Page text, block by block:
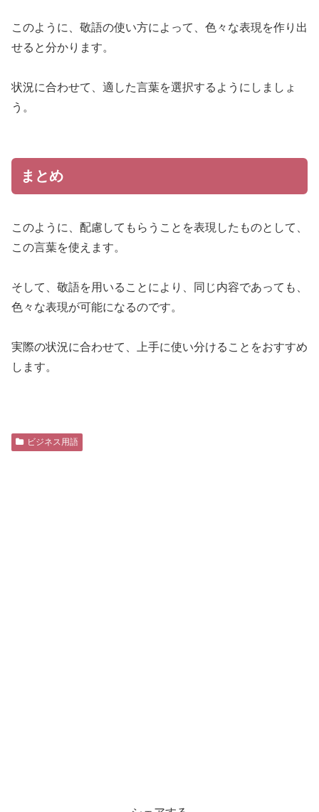
このように、敬語の使い方によって、色々な表現を作り出
せると分かります。
状況に合わせて、適した言葉を選択するようにしましょ
う。
まとめ
このように、配慮してもらうことを表現したものとして、
この言葉を使えます。
そして、敬語を用いることにより、同じ内容であっても、
色々な表現が可能になるのです。
実際の状況に合わせて、上手に使い分けることをおすすめ
します。
ビジネス用語